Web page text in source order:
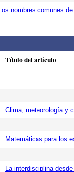
Los nombres comunes
Título del artículo
Clima, meteorología y
Matemáticas para los
La interdisciplina